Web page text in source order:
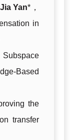
Jia Yan* ，
in
Subspace
Based
the
transfer